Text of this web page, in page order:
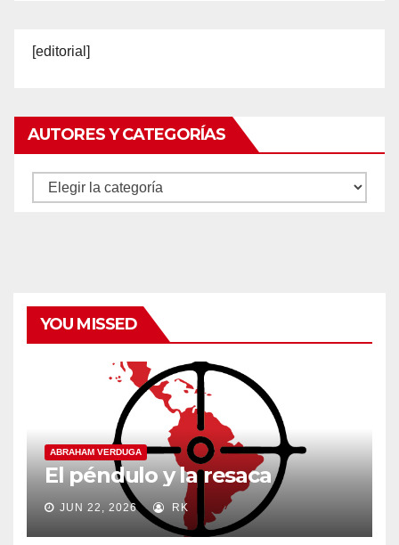
[editorial]
AUTORES Y CATEGORÍAS
Autores
YOU MISSED
ABRAHAM VERDUGA
El péndulo y la resaca
JUN 22, 2026 RK